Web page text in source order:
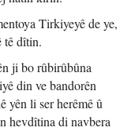
Tirkiyeyê de ye,
tê dîtin.
ji bo rûbirûbûna
din ve bandorên
yên li ser herêmê û
hevdîtina di navbera